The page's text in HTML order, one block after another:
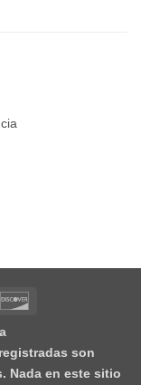
son
Nada en este sitio